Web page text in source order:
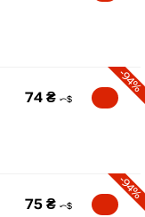
-94%
74 ₴
-94%
75 ₴